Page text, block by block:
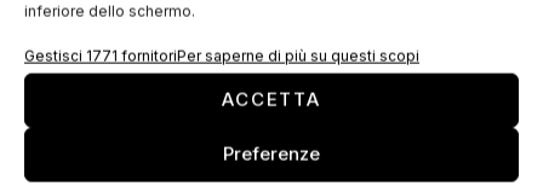
inferiore dello schermo.
Gestisci 1771 fornitoriPer saperne di più su questi scopi
ACCETTA
Preferenze